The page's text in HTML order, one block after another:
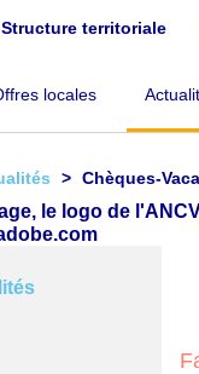
Structure territoriale
locales
Chèques-